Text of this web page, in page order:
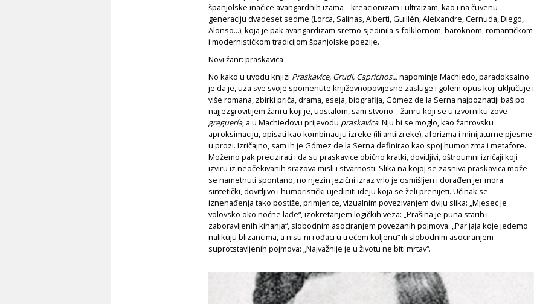
španjolske inačice avangardnih izama – kreacionizam i ultraizam, kao i na čuvenu
generaciju dvadeset sedme (Lorca, Salinas, Alberti, Guillén, Aleixandre, Cernuda, Diego,
Alonso...), koja je pak avangardizam sretno sjedinila s folklornom, baroknom, romantičkom
i modernističkom tradicijom španjolske poezije.
Novi žanr: praskavica
No kako u uvodu knjizi Praskavice, Grudi, Caprichos...napominje Machiedo, paradoksalno
je da je, uza sve svoje spomenute književnopovijesne zasluge i golem opus koji uključuje i
više romana, zbirki priča, drama, eseja, biografija, Gómez de la Serna najpoznatiji baš po
najjezgrovitijem žanru koji je, uostalom, sam stvorio – žanru koji se u izvorniku zove
greguería, a u Machiedovu prijevodu praskavica. Nju bi se moglo, kao žanrovsku
aproksimaciju, opisati kao kombinaciju izreke (ili antiizreke), aforizma i minijaturne pjesme
u prozi. Izričajno, sam ih je Gómez de la Serna definirao kao spoj humorizma i metafore.
Možemo pak precizirati i da su praskavice obično kratki, dovitljivi, oštroumni izričaji koji
izviru iz neočekivanih srazova misli i stvarnosti. Slika na kojoj se zasniva praskavica može
se nametnuti spontano, no njezin jezični izraz vrlo je osmišljen i dorađen jer mora
sintetički, dovitljivo i humoristički ujediniti ideju koja se želi prenijeti. Učinak se
iznenađenja tako postiže, primjerice, vizualnim povezivanjem dviju slika: „Mjesec je
volovsko oko noćne lađe“, izokretanjem logičkih veza: „Prašina je puna starih i
zaboravljenih kihanja“, slobodnim asociranjem povezanih pojmova: „Par jaja koje jedemo
nalikuju blizancima, a nisu ni rođaci u trećem koljenu“ ili slobodnim asociranjem
suprotstavljenih pojmova: „Najvažnije je u životu ne biti mrtav“.